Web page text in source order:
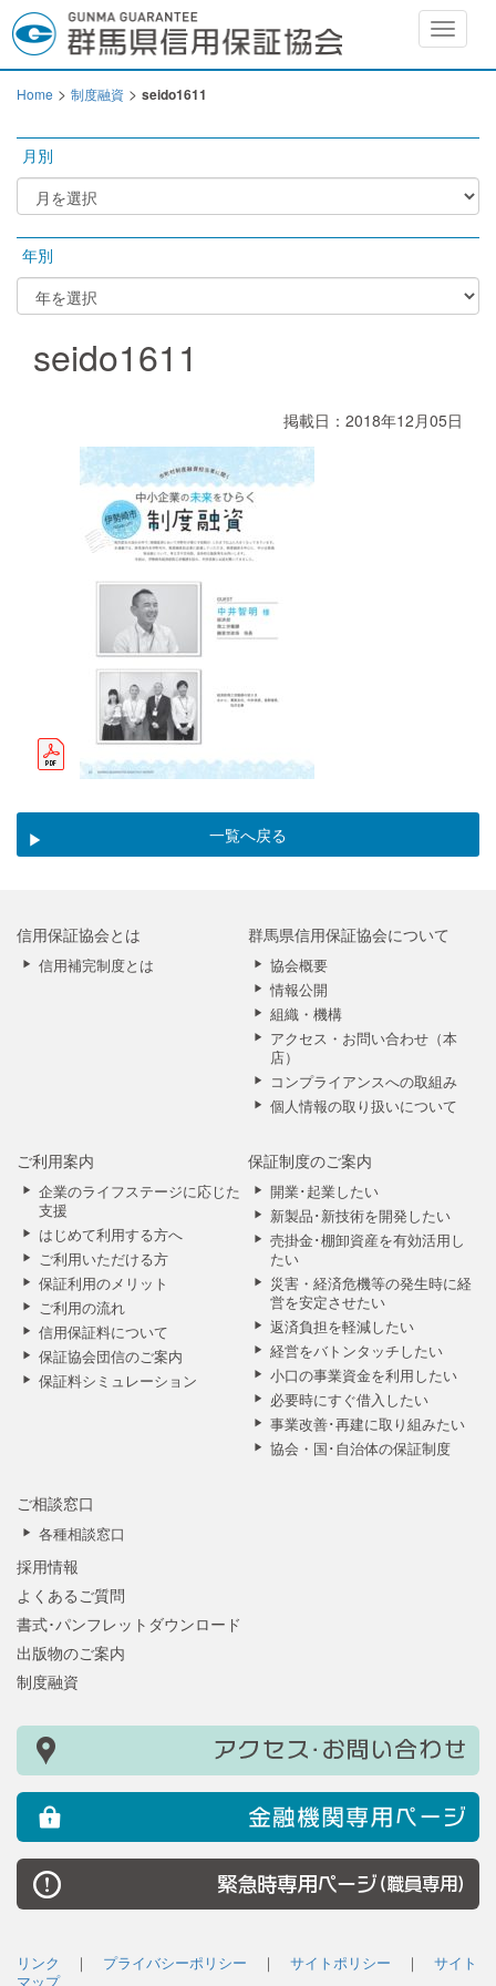
Toggle
Home > 制度融資 > seido1611
月別
年別
seido1611
掲載日：2018年12月05日
一覧へ戻る
信用保証協会とは
信用補完制度とは
群馬県信用保証協会について
協会概要
情報公開
組織・機構
アクセス・お問い合わせ（本
店）
コンプライアンスへの取組み
個人情報の取り扱いについて
ご利用案内
企業のライフステージに応じた
支援
はじめて利用する方へ
ご利用いただける方
保証利用のメリット
ご利用の流れ
信用保証料について
保証協会団信のご案内
保証料シミュレーション
保証制度のご案内
開業･起業したい
新製品･新技術を開発したい
売掛金･棚卸資産を有効活用し
たい
災害・経済危機等の発生時に経
営を安定させたい
返済負担を軽減したい
経営をバトンタッチしたい
小口の事業資金を利用したい
必要時にすぐ借入したい
事業改善･再建に取り組みたい
協会・国･自治体の保証制度
ご相談窓口
各種相談窓口
採用情報
よくあるご質問
書式･パンフレットダウンロード
出版物のご案内
制度融資
リンク ｜ プライバシーポリシー ｜ サイトポリシー ｜ サイト
マップ